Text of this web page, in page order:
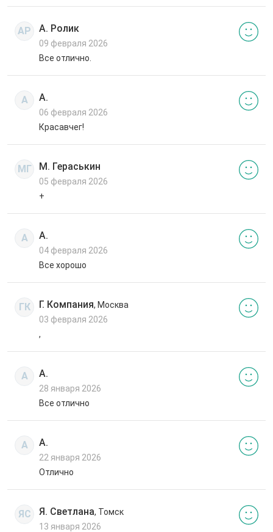
АР А. Ролик
09 февраля 2026
Все отлично.
А А.
06 февраля 2026
Красавчег!
МГ М. Гераськин
05 февраля 2026
+
А А.
04 февраля 2026
Все хорошо
ГК Г. Компания, Москва
03 февраля 2026
,
А А.
28 января 2026
Все отлично
А А.
22 января 2026
Отлично
ЯС Я. Светлана, Томск
13 января 2026